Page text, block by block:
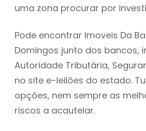
uma zona procurar por
Pode encontrar Imoveis Da
Domingos junto dos bancos,
Autoridade Tributária,
no site e-leilões do estado.
opções, nem sempre as
riscos a acautelar.